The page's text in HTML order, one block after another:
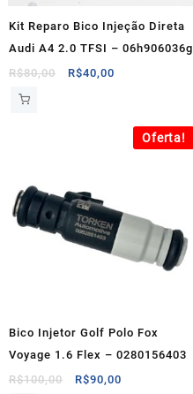
Kit Reparo Bico Injeção Direta
Audi A4 2.0 TFSI – 06h906036g
R$80,00
O
R$40,00
R$40,00.
Oferta!
Bico Injetor Golf Polo Fox
Voyage 1.6 Flex – 0280156403
R$100,00
O
R$90,00